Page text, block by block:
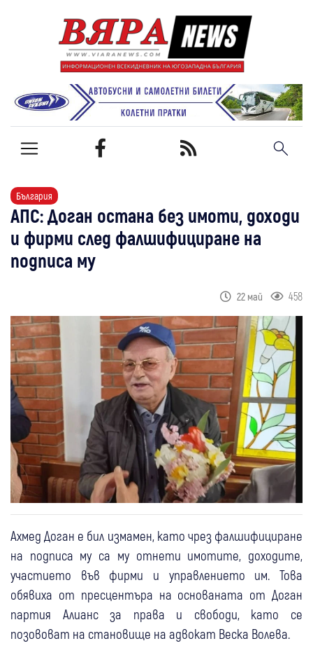
България
АПС: Доган остана без имоти, доходи
и фирми след фалшифициране на
подписа му
22 май 458
Ахмед Доган е бил измамен, като чрез фалшифициране
на подписа му са му отнети имотите, доходите,
участието във фирми и управлението им. Това
обявиха от пресцентъра на основаната от Доган
партия Алианс за права и свободи, като се
позововат на становище на адвокат Веска Волева.